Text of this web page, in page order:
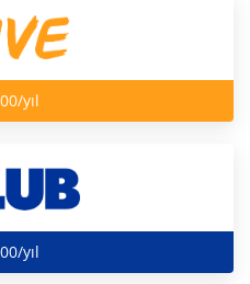
yıl
yıl